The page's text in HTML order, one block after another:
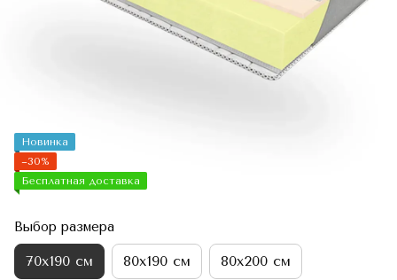
Новинка
−30%
Бесплатная доставка
Выбор размера
70х190 см 80х190 см 80х200 см